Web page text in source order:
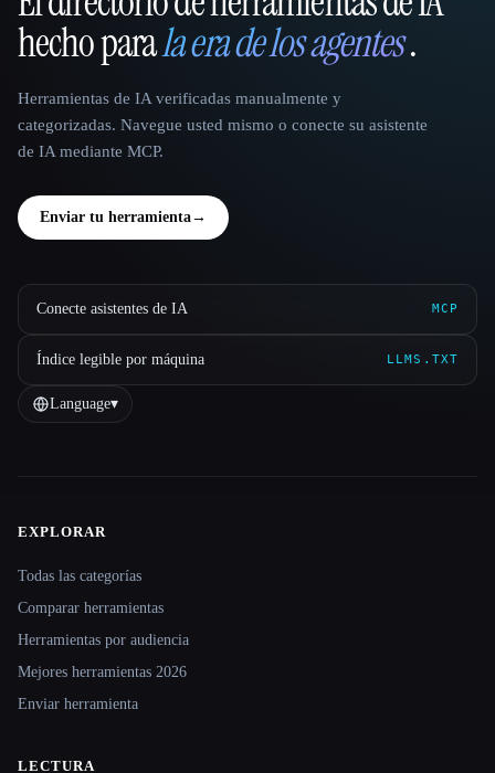
That AI Collection
hecho parala era de los agentes.
Herramientas de IA verificadas manualmente y
categorizadas. Navegue usted mismo o conecte su asistente
de IA mediante MCP.
Enviar tu herramienta→
Conecte asistentes de IA MCP
Índice legible por máquina LLMS.TXT
Language▾
Site navigation
EXPLORAR
Todas las categorías
Comparar herramientas
Herramientas por audiencia
Mejores herramientas 2026
Enviar herramienta
LECTURA